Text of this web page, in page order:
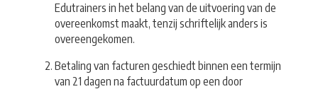
Edutrainers in het belang van de uitvoering van de
overeenkomst maakt, tenzij schriftelijk anders is
overeengekomen.
Betaling van facturen geschiedt binnen een termijn
van 21 dagen na factuurdatum op een door